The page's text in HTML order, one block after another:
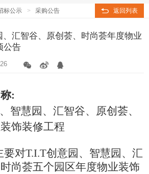
标公示 采购公告 返回列表
、汇智谷、原创荟、时尚荟年度物业
公告
:
智慧园、汇智谷、原创荟、
饰装修工程
要对T.I.T创意园、智慧园、汇
尚荟五个园区年度物业装饰